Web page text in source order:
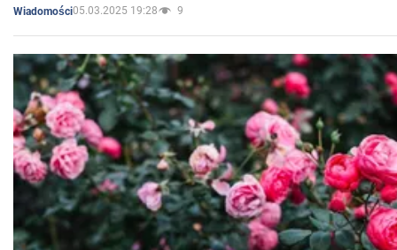
Wiadomości05.03.2025 19:28 9